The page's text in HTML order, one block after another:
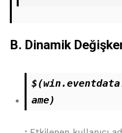
B. Dinamik
ame)